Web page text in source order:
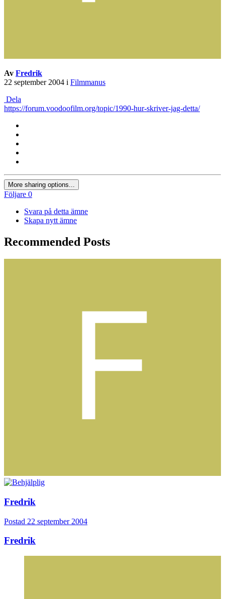
Av Fredrik
22 september 2004 i Filmmanus
Dela
https://forum.voodoofilm.org/topic/1990-hur-skriver-jag-detta/
More sharing options...
Följare 0
Svara på detta ämne
Skapa nytt ämne
Recommended Posts
Fredrik
Postad 22 september 2004
Fredrik